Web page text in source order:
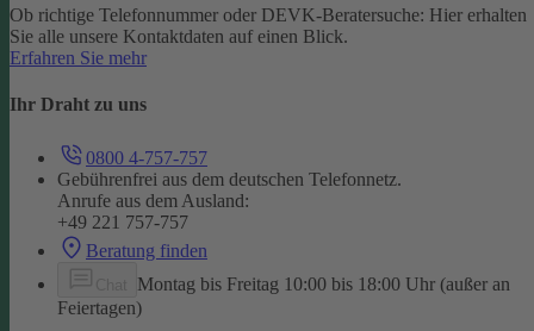
Ob richtige Telefonnummer oder DEVK-Beratersuche: Hier erhalten
Sie alle unsere Kontaktdaten auf einen Blick.
Erfahren Sie mehr
Ihr Draht zu uns
0800 4-757-757
Gebührenfrei aus dem deutschen Telefonnetz.
Anrufe aus dem Ausland:
+49 221 757-757
Beratung finden
Montag bis Freitag 10:00 bis 18:00 Uhr (außer an
Feiertagen)